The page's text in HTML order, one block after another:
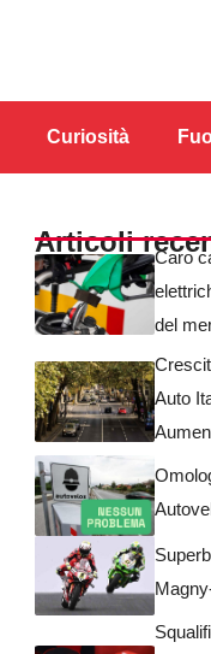
Curiosità
Articoli
Caro
del
Auto